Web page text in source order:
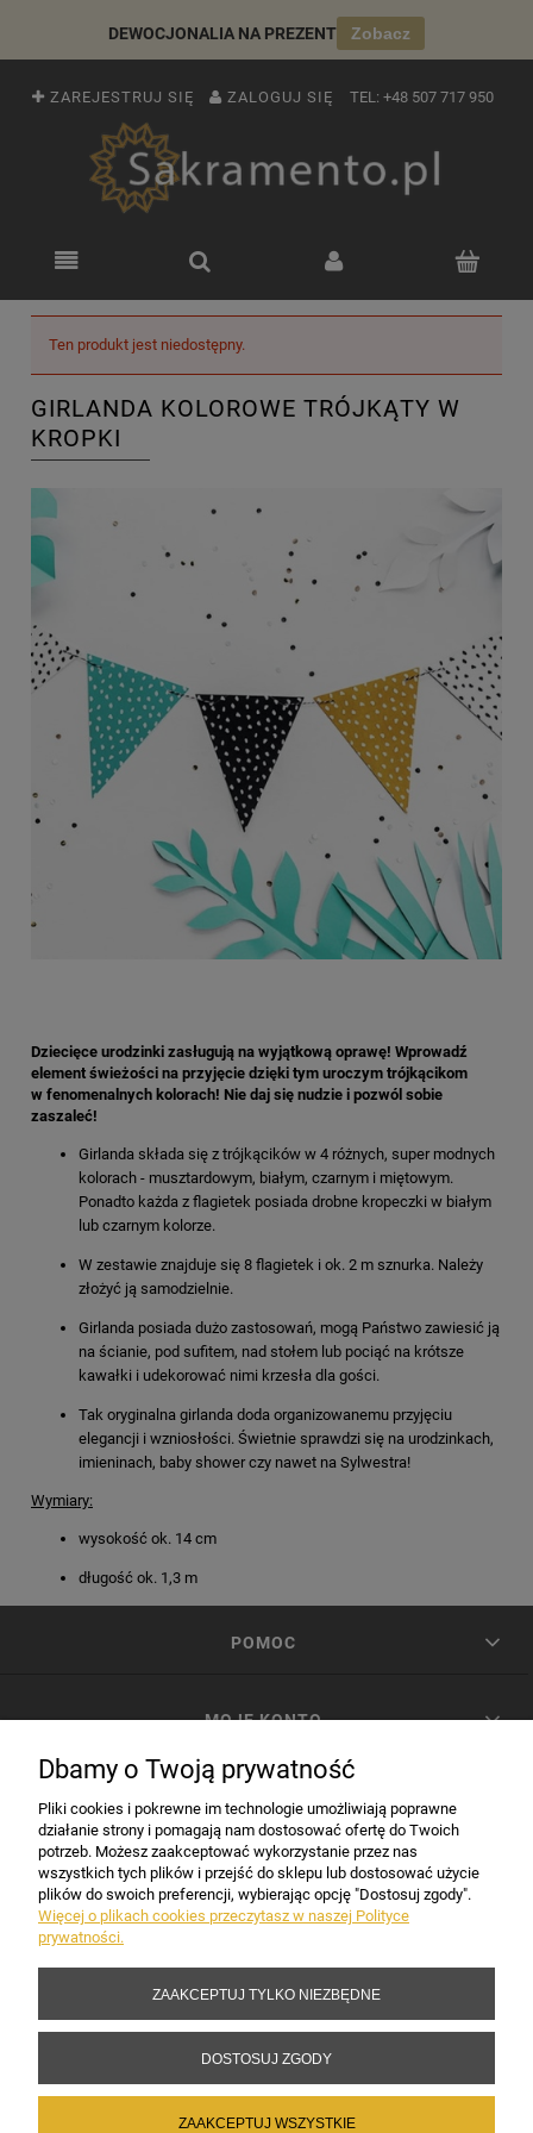
DEWOCJONALIA NA PREZENT Zobacz
ZAREJESTRUJ SIĘ ZALOGUJ SIĘ TEL: +48 507 717 950
Ten produkt jest niedostępny.
GIRLANDA KOLOROWE TRÓJKĄTY W
KROPKI
Dziecięce urodzinki zasługują na wyjątkową oprawę! Wprowadź
element świeżości na przyjęcie dzięki tym uroczym trójkącikom
w fenomenalnych kolorach! Nie daj się nudzie i pozwól sobie
zaszaleć!
Girlanda składa się z trójkącików w 4 różnych, super modnych
kolorach - musztardowym, białym, czarnym i miętowym.
Ponadto każda z flagietek posiada drobne kropeczki w białym
lub czarnym kolorze.
W zestawie znajduje się 8 flagietek i ok. 2 m sznurka. Należy
złożyć ją samodzielnie.
Girlanda posiada dużo zastosowań, mogą Państwo zawiesić ją
na ścianie, pod sufitem, nad stołem lub pociąć na krótsze
kawałki i udekorować nimi krzesła dla gości.
Tak oryginalna girlanda doda organizowanemu przyjęciu
elegancji i wzniosłości. Świetnie sprawdzi się na urodzinkach,
imieninach, baby shower czy nawet na Sylwestra!
Wymiary:
wysokość ok. 14 cm
długość ok. 1,3 m
POMOC
MOJE KONTO
INFORMACJE
Copyright 2017-2026 Sakramento.pl
Dbamy o Twoją prywatność
Pliki cookies i pokrewne im technologie umożliwiają poprawne
działanie strony i pomagają nam dostosować ofertę do Twoich
potrzeb. Możesz zaakceptować wykorzystanie przez nas
wszystkich tych plików i przejść do sklepu lub dostosować użycie
plików do swoich preferencji, wybierając opcję "Dostosuj zgody".
Więcej o plikach cookies przeczytasz w naszej Polityce
prywatności.
ZAAKCEPTUJ TYLKO NIEZBĘDNE
DOSTOSUJ ZGODY
ZAAKCEPTUJ WSZYSTKIE